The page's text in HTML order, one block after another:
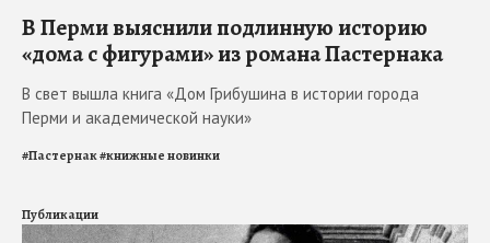
В Перми выяснили подлинную историю
«дома с фигурами» из романа Пастернака
В свет вышла книга «Дом Грибушина в истории города
Перми и академической науки»
#Пастернак#книжные новинки
Публикации